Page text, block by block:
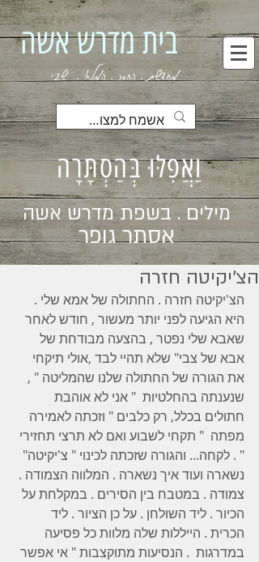
בית מדרש אשה
מחדשת . החסר . המלא . שבי
וַאֲפִלּוּ בְּהַסְתָּרָה
מילים . בשפת מדרש אשה
אסתר גופר
הצ'יקיטה חזרה
הצ'יקיטה חזרה . החתולה של אמא שלי .
היא הגיעה לפני יותר מעשור , חודש לאחר
שאבא שלי נפטר , בהצעה מבודחת של
אבא של צבי" שלא תהיי לבד ,אולי תיקחי
את הגורה של החתולה שלנו שהמליטה " ,
שנענתה בהחלטיות  " אני לא אוהבת
חתולים בכלל, רק כלבים " וזכתה לאמירה
מפתה  " תקחי לשבוע ואם לא תרצי תחזירי
" . לקחה... והגורה שזכתה לכינוי " צ'יקיטה"
נשארה ועוד איך נשארה . המלווה הצמודה .
צמודה . במטבח בין הסירים . במקלחת על
הכיור . ליד השולחן . על כן הציור . ליד
הכרית . הייללות שלה מלוות כל פסיעה
במדרגות  . הנסיעות מתוקצבות " אי אפשר